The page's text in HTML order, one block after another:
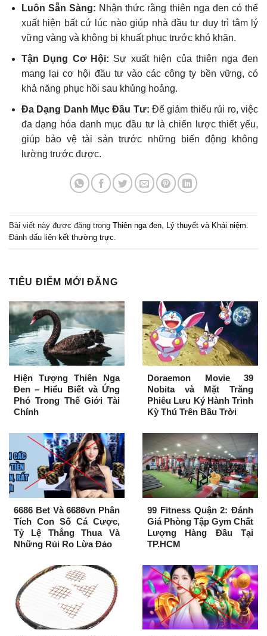
Luôn Sẵn Sàng: Nhận thức rằng thiên nga đen có thể
xuất hiện bất cứ lúc nào giúp nhà đầu tư duy trì tâm lý
vững vàng và không bị khuất phục trước khó khăn.
Tận Dụng Cơ Hội: Sự xuất hiện của thiên nga đen
mang lại cơ hội đầu tư vào các công ty bền vững, có
khả năng phục hồi sau khủng hoảng.
Đa Dạng Danh Mục Đầu Tư: Để giảm thiểu rủi ro, việc
đa dạng hóa danh mục đầu tư là chiến lược thiết yếu,
giúp bảo vệ tài sản trước những biến động không
lường trước được.
Bài viết này được đăng trong Thiên nga đen Lý thuyết và Khái niệm
Đánh dấu liên kết thường trực
TIÊU ĐIỂM MỚI ĐĂNG
Hiện Tượng Thiên Nga
Đen – Hiểu Biết và Ứng
Phó Trong Thế Giới Tài
Chính
Doraemon Movie 39
Nobita và Mặt Trăng
Phiêu Lưu Ký Hành Trình
Kỳ Thú Trên Bầu Trời
6686 Bet Và 6686vn Phân
Tích Con Số Cá Cược,
Tỷ Lệ Thắng Thua Và
Những Rủi Ro Lừa Đảo
99 Fitness Quận 2: Đánh
Giá Phòng Tập Gym Chất
Lượng Hàng Đầu Tại
TP.HCM